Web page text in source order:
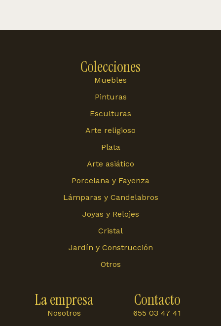
La empresa
Nosotros
Contacto
655 03 47 41
Colecciones
Muebles
Pinturas
Esculturas
Arte religioso
Plata
Arte asiático
Porcelana y Fayenza
Lámparas y Candelabros
Joyas y Relojes
Cristal
Jardín y Construcción
Otros